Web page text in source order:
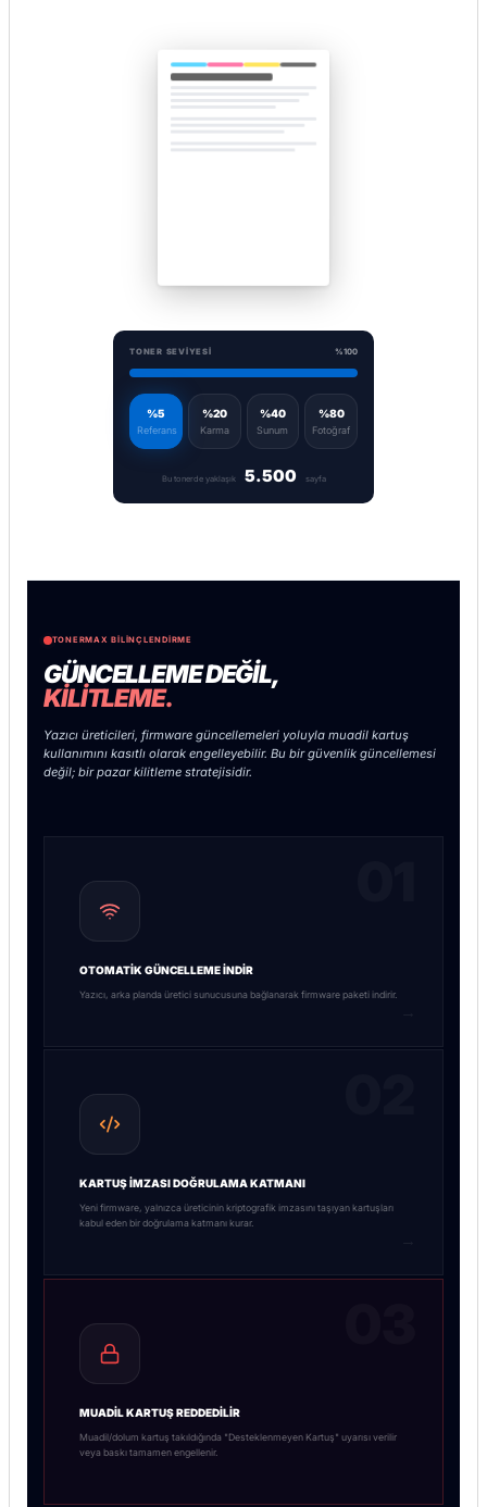
TONER SEVIYESI %100
%5
Referans
%20
Karma
%40
Sunum
%80
Fotoğraf
Bu tonerde yaklaşık 5.500 sayfa
TONERMAX BILINÇLENDIRME
GÜNCELLEME DEĞİL,
KİLİTLEME.
Yazıcı üreticileri, firmware güncellemeleri yoluyla muadil kartuş
kullanımını kasıtlı olarak engelleyebilir. Bu bir güvenlik güncellemesi
değil; bir pazar kilitleme stratejisidir.
OTOMATIK GÜNCELLEME İNDIR
Yazıcı, arka planda üretici sunucusuna bağlanarak firmware paketi indirir.
KARTUŞ İMZASI DOĞRULAMA KATMANI
Yeni firmware, yalnızca üreticinin kriptografik imzasını taşıyan kartuşları
kabul eden bir doğrulama katmanı kurar.
MUADIL KARTUŞ REDDEDILIR
Muadil/dolum kartuş takıldığında "Desteklenmeyen Kartuş" uyarısı verilir
veya baskı tamamen engellenir.